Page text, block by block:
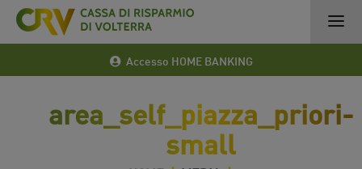
Accesso HOME BANKING
area_self_piazza_priori-
small